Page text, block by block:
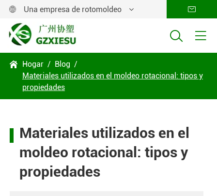
 Una empresa de rotomoldeo 
 
 Hogar
Blog
Materiales utilizados en el moldeo rotacional: tipos y
propiedades
Materiales utilizados en el
moldeo rotacional: tipos y
propiedades